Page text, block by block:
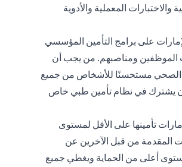
المعملية والأدوية
على برامج التأمين المؤسسي
الموظفين ومناصبهم. من يجب أن
الصحي مستحسنًا للأشخاص من جميع
يشترك في نظام تأمين طبي خاص
تأمينها على الأقل لمستوى
المقدمة من قبل الآخرين عن
أعلى من الحماية ويغطي جميع